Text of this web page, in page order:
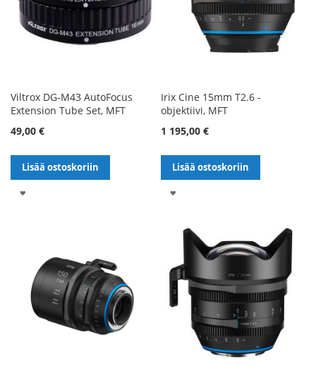
Viltrox DG-M43 AutoFocus
Extension Tube Set, MFT
49,00 €
Lisää ostoskoriin
Irix Cine 15mm T2.6 -
objektiivi, MFT
1 195,00 €
Lisää ostoskoriin